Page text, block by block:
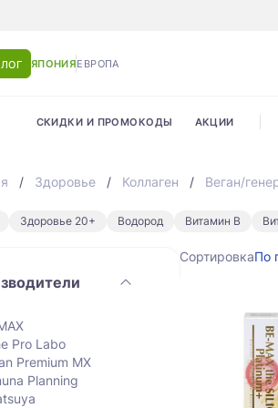
ЯПОНИЯЕВРОПА
СКИДКИ И ПРОМОКОДЫ АКЦИИ
Здоровье Коллаген Веган/
Здоровье 20+ Водород Витамин В
Pro Labo
Premium MX
Planning
СортировкаПо